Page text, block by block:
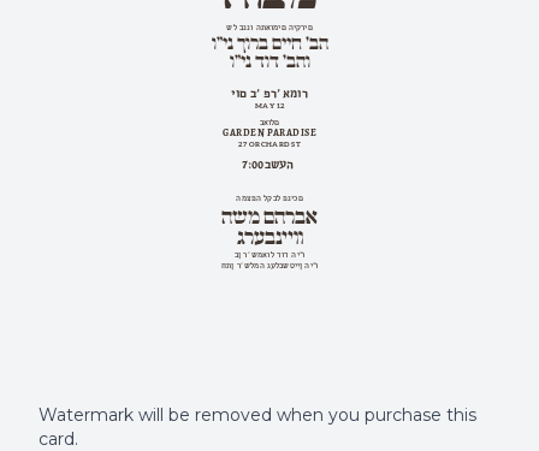
חתן ר' שלמה געלבשטיין הי''ו
בן ר' שמאול דוד הי''ו
וויינבערג
אברהם משה
המצפה לקבל פניכם
בשעה 7:00
27 ORCHARD ST
GARDEN PARADISE
באולם
MAY 12
יום ב' פר' אמור
והב' דוד ני"ו
הב' חיים ברוך ני"ו
של בננו התאומים היקרים
Watermark will be removed when you purchase this
card.